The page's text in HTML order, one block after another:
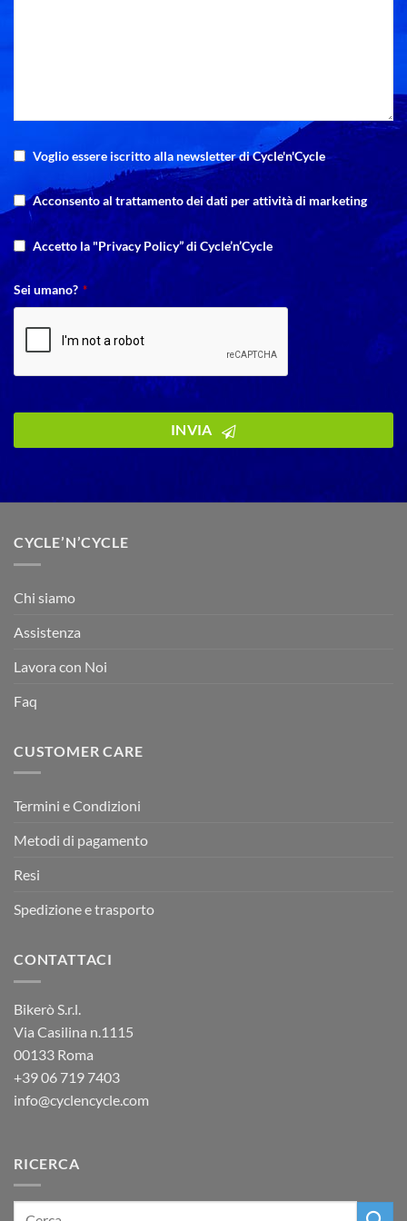
Voglio essere iscritto alla newsletter di Cycle'n'Cycle
Acconsento al trattamento dei dati per attività di marketing
Accetto la "Privacy Policy” di Cycle’n’Cycle
Sei umano? *
INVIA
CYCLE’N’CYCLE
Chi siamo
Assistenza
Lavora con Noi
Faq
CUSTOMER CARE
Termini e Condizioni
Metodi di pagamento
Resi
Spedizione e trasporto
CONTATTACI
Bikerò S.r.l.
Via Casilina n.1115
00133 Roma
+3906 719 7403
info@cyclencycle.com
RICERCA